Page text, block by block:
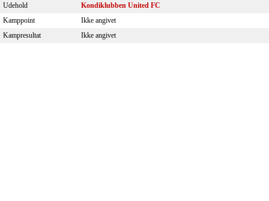
Udehold
Kondiklubben United FC
Kamppoint
Ikke angivet
Kampresultat
Ikke angivet